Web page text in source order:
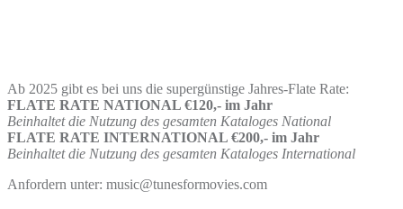
Ab 2025 gibt es bei uns die supergünstige Jahres-Flate Rate:
FLATE RATE NATIONAL €120,- im Jahr
Beinhaltet die Nutzung des gesamten Kataloges National
FLATE RATE INTERNATIONAL €200,- im Jahr
Beinhaltet die Nutzung des gesamten Kataloges International
Anfordern unter: music@tunesformovies.com